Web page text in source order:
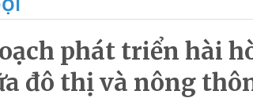
phát triển hài
đô thị và nông